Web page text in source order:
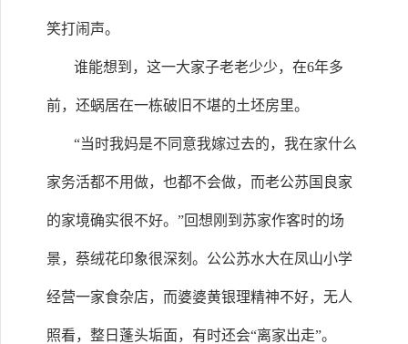
笑打闹声。
谁能想到，这一大家子老老少少，在6年多
前，还蜗居在一栋破旧不堪的土坯房里。
“当时我妈是不同意我嫁过去的，我在家什么
家务活都不用做，也都不会做，而老公苏国良家
的家境确实很不好。”回想刚到苏家作客时的场
景，蔡绒花印象很深刻。公公苏水大在凤山小学
经营一家食杂店，而婆婆黄银理精神不好，无人
照看，整日蓬头垢面，有时还会“离家出走”。